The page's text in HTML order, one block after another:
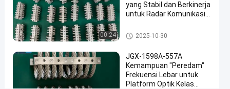
Damping
getaran
tali
00:24
yang Stabil dan Berkinerja
untuk Radar Komunikasi
Isolator getaran tali kawat
2025-10-30
JGX-1598A-557A
Kemampuan "Peredam"
Frekuensi Lebar untuk
Platform Optik Kelas